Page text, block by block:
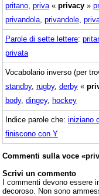
pritano priva « privacy »
privandola privandole
Parole di sette lettere:
privata
Vocabolario inverso (per
standby, rugby, derby «
body, dingey, hockey
Indice parole che: iniziano
finiscono con Y
Commenti sulla voce
Scrivi un commento
I commenti devono essere
decoroso. Non sono